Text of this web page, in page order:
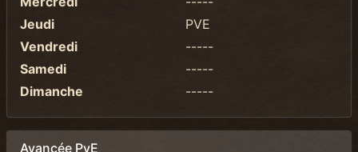
Jeudi
PVE
Vendredi
-----
Samedi
-----
Dimanche
-----
Avancée PvE